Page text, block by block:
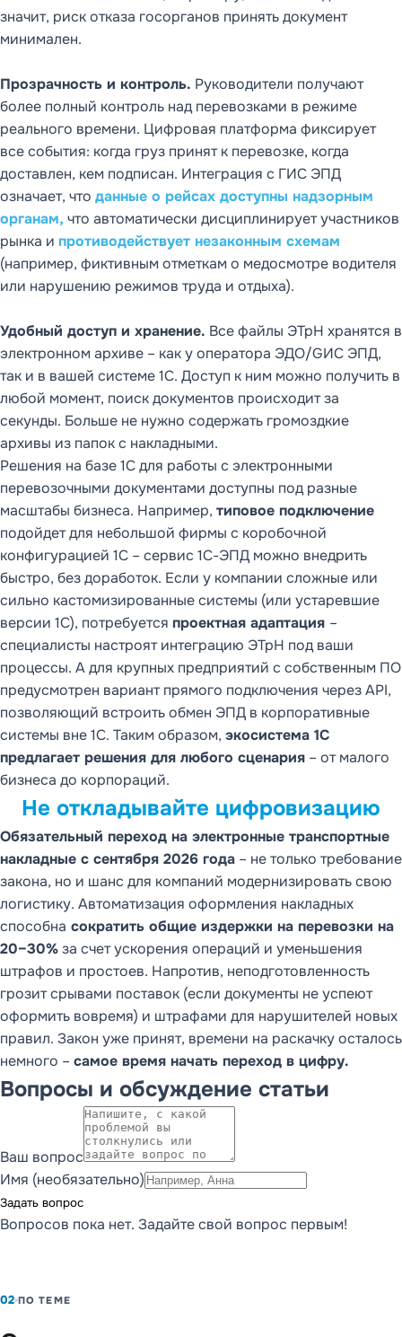
значит, риск отказа госорганов принять документ
минимален.
Прозрачность и контроль. Руководители получают
более полный контроль над перевозками в режиме
реального времени. Цифровая платформа фиксирует
все события: когда груз принят к перевозке, когда
доставлен, кем подписан. Интеграция с ГИС ЭПД
означает, что данные о рейсах доступны надзорным
органам, что автоматически дисциплинирует участников
рынка и противодействует незаконным схемам
(например, фиктивным отметкам о медосмотре водителя
или нарушению режимов труда и отдыха).
Удобный доступ и хранение. Все файлы ЭТрН хранятся в
электронном архиве – как у оператора ЭДО/GИС ЭПД,
так и в вашей системе 1С. Доступ к ним можно получить в
любой момент, поиск документов происходит за
секунды. Больше не нужно содержать громоздкие
архивы из папок с накладными.
Решения на базе 1С для работы с электронными
перевозочными документами доступны под разные
масштабы бизнеса. Например, типовое подключение
подойдет для небольшой фирмы с коробочной
конфигурацией 1С – сервис 1С-ЭПД можно внедрить
быстро, без доработок. Если у компании сложные или
сильно кастомизированные системы (или устаревшие
версии 1С), потребуется проектная адаптация –
специалисты настроят интеграцию ЭТрН под ваши
процессы. А для крупных предприятий с собственным ПО
предусмотрен вариант прямого подключения через API,
позволяющий встроить обмен ЭПД в корпоративные
системы вне 1С. Таким образом, экосистема 1С
предлагает решения для любого сценария – от малого
бизнеса до корпораций.
Не откладывайте цифровизацию
Обязательный переход на электронные транспортные
накладные с сентября 2026 года – не только требование
закона, но и шанс для компаний модернизировать свою
логистику. Автоматизация оформления накладных
способна сократить общие издержки на перевозки на
20–30%за счет ускорения операций и уменьшения
штрафов и простоев. Напротив, неподготовленность
грозит срывами поставок (если документы не успеют
оформить вовремя) и штрафами для нарушителей новых
правил. Закон уже принят, времени на раскачку осталось
немного – самое время начать переход в цифру.
Вопросы и обсуждение статьи
Ваш вопрос
Имя (необязательно)
Задать вопрос
Вопросов пока нет. Задайте свой вопрос первым!
02 ПО ТЕМЕ